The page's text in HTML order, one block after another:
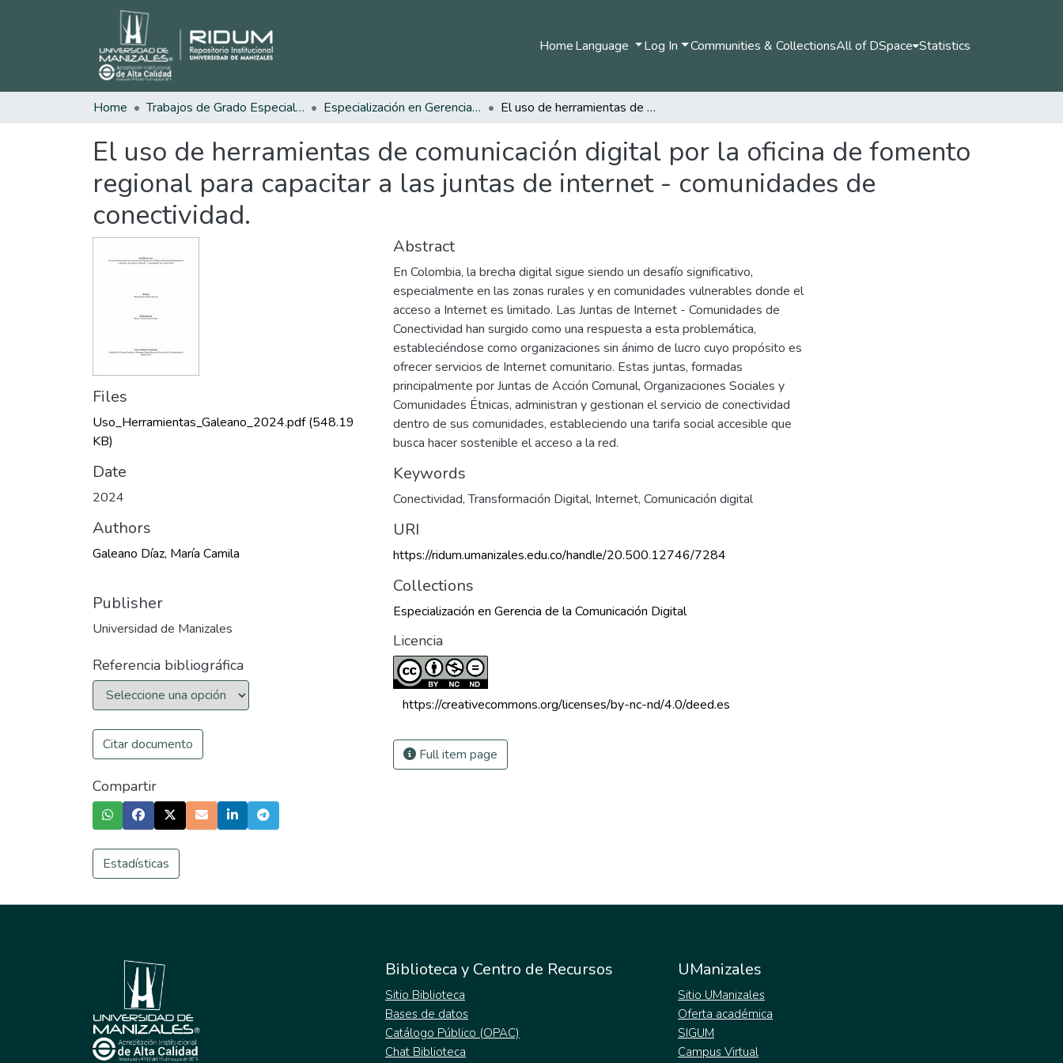
HomeLanguage Log In Communities & CollectionsAll of DSpace Statistics
Home Trabajos de Grado Especializaciones Especialización en Gerencia de la Comunicación Digital El uso de herramientas de comunicación digital por la oficina de fomento regional para capacitar a las juntas de internet - comunidades de conectividad.
El uso de herramientas de comunicación digital por la oficina de fomento
regional para capacitar a las juntas de internet - comunidades de
conectividad.
Files
Uso_Herramientas_Galeano_2024.pdf(548.19
KB)
Date
2024
Authors
Galeano Díaz, María Camila
Publisher
Universidad de Manizales
Referencia bibliográfica
Citar documento
Compartir
Estadísticas
Abstract
En Colombia, la brecha digital sigue siendo un desafío significativo,
especialmente en las zonas rurales y en comunidades vulnerables donde el
acceso a Internet es limitado. Las Juntas de Internet - Comunidades de
Conectividad han surgido como una respuesta a esta problemática,
estableciéndose como organizaciones sin ánimo de lucro cuyo propósito es
ofrecer servicios de Internet comunitario. Estas juntas, formadas
principalmente por Juntas de Acción Comunal, Organizaciones Sociales y
Comunidades Étnicas, administran y gestionan el servicio de conectividad
dentro de sus comunidades, estableciendo una tarifa social accesible que
busca hacer sostenible el acceso a la red.
Keywords
Conectividad,Transformación Digital, Internet, Comunicación digital
URI
https://ridum.umanizales.edu.co/handle/20.500.12746/7284
Collections
Especialización en Gerencia de la Comunicación Digital
Licencia
https://creativecommons.org/licenses/by-nc-nd/4.0/deed.es
Full item page
Biblioteca y Centro de Recursos
Sitio Biblioteca
Bases de datos
Catálogo Público (OPAC)
Chat Biblioteca
UManizales
Sitio UManizales
Oferta académica
SIGUM
Campus Virtual